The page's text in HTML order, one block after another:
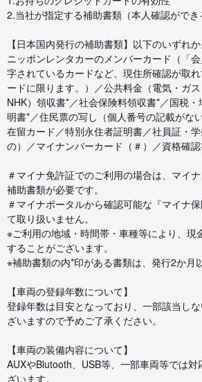
2.当社が指定する補助書類（本人確認がで
【日本国内発行の補助書類】以下のいずれか
ニッポンレンタカーのメンバーカード（「
字されているカードなど、現住所確認が取
ードに限ります。）／公共料金（電気・ガ
NHK）領収書*／社会保険料領収書*／国税
明書*／住民票の写し（個人番号の記載がな
在留カード／特別永住者証明書／社員証・
の）／マイナンバーカード（＃）／資格確
＃マイナ免許証でのご利用の場合は、マイ
補助書類が必要です。
＃マイナポータルから確認可能な『マイナ
て取り扱いません。
※ご利用の地域・時間帯・車種等により、現
することがございます。
※補助書類の内*印がある書類は、発行2か月
【車両の登録年数について】
登録年数は目安となっており、一部該当し
ざいますので予めご了承ください。
【車両の装備内容について】
AUXやBlutooth、USB等、一部車両等では
ざいます。